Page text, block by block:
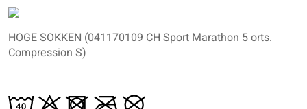
HOGE SOKKEN (041170109 CH Sport Marathon 5 orts.
Compression S)